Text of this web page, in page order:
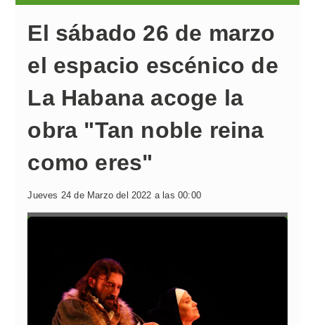
El sábado 26 de marzo
el espacio escénico de
La Habana acoge la
obra "Tan noble reina
como eres"
Jueves 24 de Marzo del 2022 a las 00:00